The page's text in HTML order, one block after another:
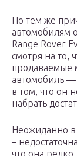
По тем же
автомобилям
Range Rover
смотря на то,
продаваемые
автомобиль —
в том, что он
набрать
Неожиданно в
–
что она редко